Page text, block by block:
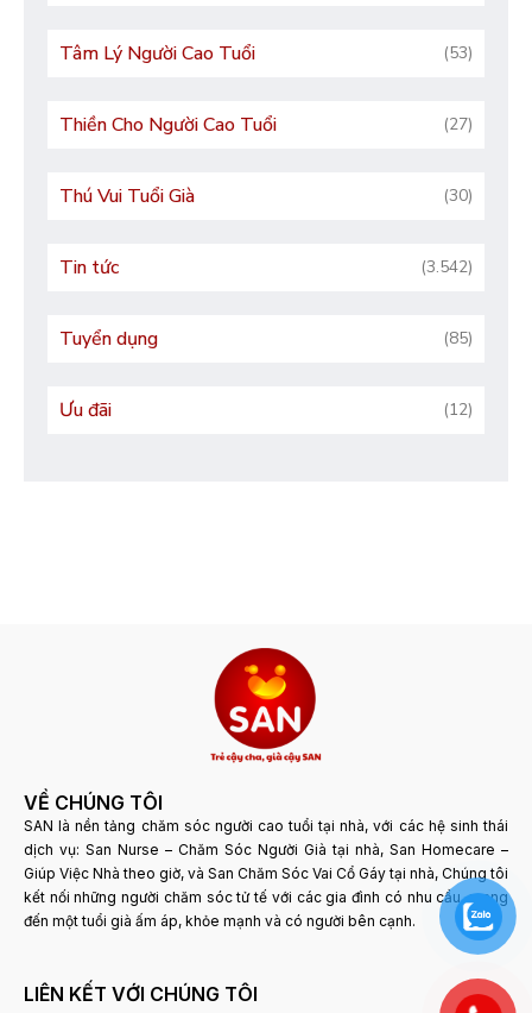
Tâm Lý Người Cao Tuổi (53)
Thiền Cho Người Cao Tuổi (27)
Thú Vui Tuổi Già (30)
Tin tức (3.542)
Tuyển dụng (85)
Ưu đãi (12)
VỀ CHÚNG TÔI
SAN là nền tảng chăm sóc người cao tuổi tại nhà, với các hệ sinh thái
dịch vụ: San Nurse – Chăm Sóc Người Già tại nhà, San Homecare –
Giúp Việc Nhà theo giờ, và San Chăm Sóc Vai Cổ Gáy tại nhà, Chúng tôi
kết nối những người chăm sóc tử tế với các gia đình có nhu cầu, mang
đến một tuổi già ấm áp, khỏe mạnh và có người bên cạnh.
LIÊN KẾT VỚI CHÚNG TÔI